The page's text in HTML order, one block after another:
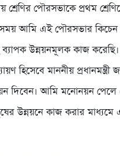
পৌরসভাকে প্রথম
আমি এই পৌরসভার কিচেন
ব্যাপক উন্নয়নমূলক কাজ
হিসেবে মাননীয় প্রধানমন্ত্রী
দিবেন। আমি মনোনয়ন
উন্নয়নে কাজ করার মাধ্যমে